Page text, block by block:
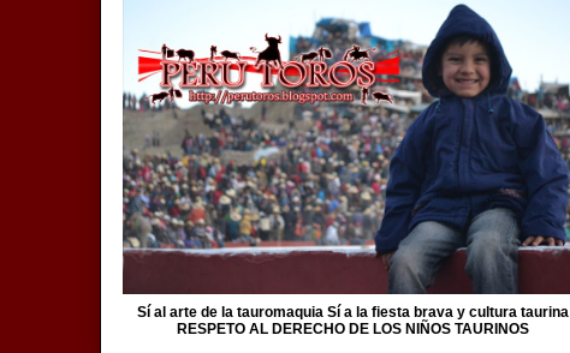
Sí al arte de la tauromaquia Sí a la fiesta brava y cultura taurina
RESPETO AL DERECHO DE LOS NIÑOS TAURINOS